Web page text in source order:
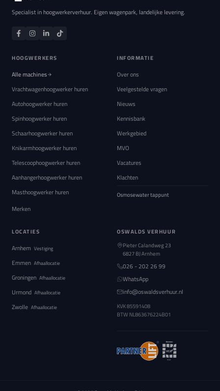
Specialist in hoogwerkerverhuur. Eigen wagenpark, landelijke levering.
HOOGWERKERS
Alle machines
Vrachtwagenhoogwerker huren
Autohoogwerker huren
Spinhoogwerker huren
Schaarhoogwerker huren
Knikarmhoogwerker huren
Telescoophoogwerker huren
Aanhangerhoogwerker huren
Masthoogwerker huren
Merken
INFORMATIE
Over ons
Veelgestelde vragen
Nieuws
Kennisbank
Werkgebied
MVO
Vacatures
Klachten
Osmosewater tappunt
LOCATIES
Arnhem Vestiging
Emmen Afhaallocatie
Groningen Afhaallocatie
Urmond Afhaallocatie
Zwolle Afhaallocatie
OSWALDS VERHUUR
Pieter Calandweg 23
6827 BJ Arnhem
026 - 202 26 99
WhatsApp
info@oswaldsverhuur.nl
KVK 85591408
BTW NL863676224B01